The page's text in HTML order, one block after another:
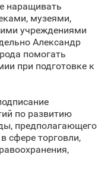
наращивать
музеями,
учреждениями
Александр
помогать
при подготовке к
по развитию
предполагающего
сфере торговли,